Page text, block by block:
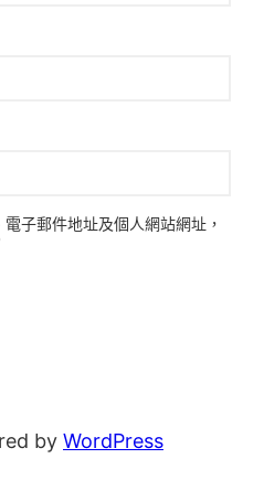
子郵件地址及個人網站網址，
by WordPress